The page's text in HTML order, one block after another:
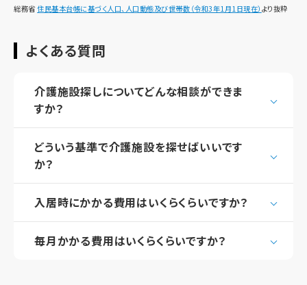
総務省住民基本台帳に基づく人口、人口動態及び世帯数（令和3年1月1日現在） より抜粋
よくある質問
介護施設探しについてどんな相談ができま
すか？
どういう基準で介護施設を探せばいいです
か？
入居時にかかる費用はいくらくらいですか？
毎月かかる費用はいくらくらいですか？